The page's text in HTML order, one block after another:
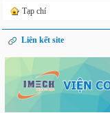
Tạp chí
Liên kết site